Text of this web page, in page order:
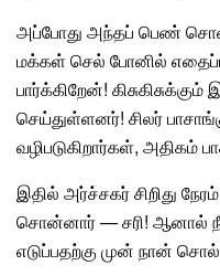
அப்போது அந்தப் பெண்
மக்கள் செல் போனில்
பார்க்கிறேன்!
செய்துள்ளனர்! சிலர்
வழிபடுகிறார்கள், அதிகம்
இதில் அர்ச்சகர் சிறிது
சொன்னார் — சரி! ஆனால்
எடுப்பதற்கு முன் நான்